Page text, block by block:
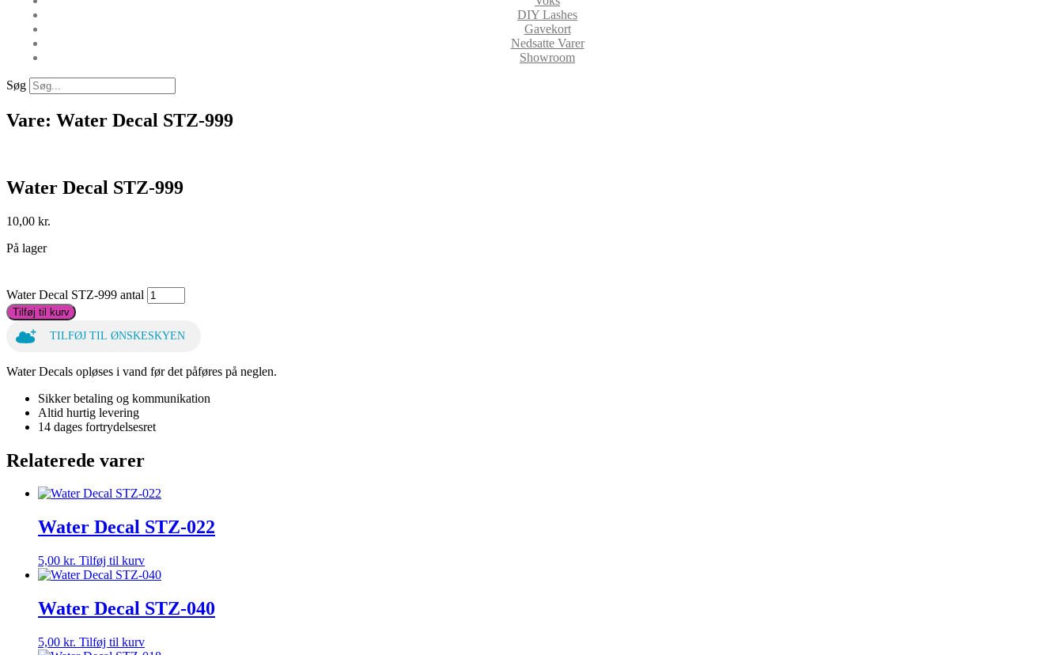
DIY Lashes
Gavekort
Nedsatte Varer
Showroom
Søg
Vare: Water Decal STZ-999
Water Decal STZ-999
10,00 kr.
På lager
Water Decal STZ-999 antal
Tilføj til kurv
TILFØJ TIL ØNSKESKYEN
Water Decals opløses i vand før det påføres på neglen.
Sikker betaling og kommunikation
Altid hurtig levering
14 dages fortrydelsesret
Relaterede varer
Water Decal STZ-022
5,00 kr. Tilføj til kurv
Water Decal STZ-040
5,00 kr. Tilføj til kurv